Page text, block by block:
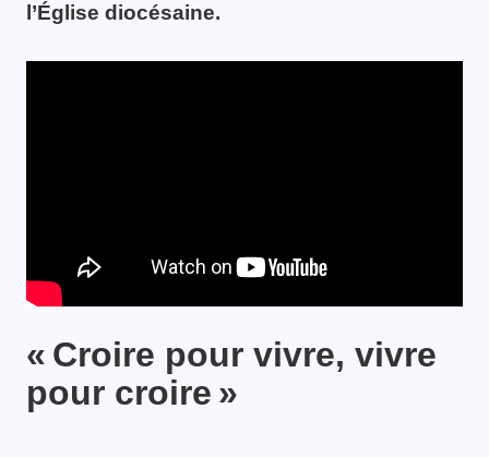
l’Église diocésaine.
« Croire pour vivre, vivre
pour croire »